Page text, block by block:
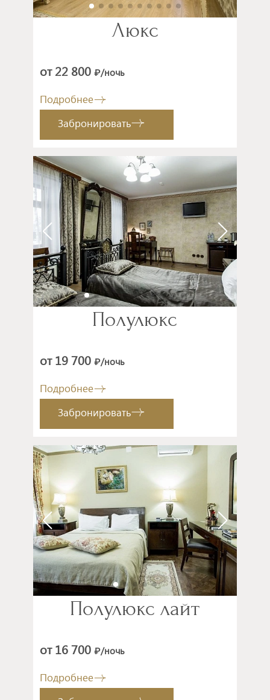
Люкс
от 22 800 ₽/ночь
Подробнее
Забронировать
Полулюкс
от 19 700 ₽/ночь
Подробнее
Забронировать
Полулюкс лайт
от 16 700 ₽/ночь
Подробнее